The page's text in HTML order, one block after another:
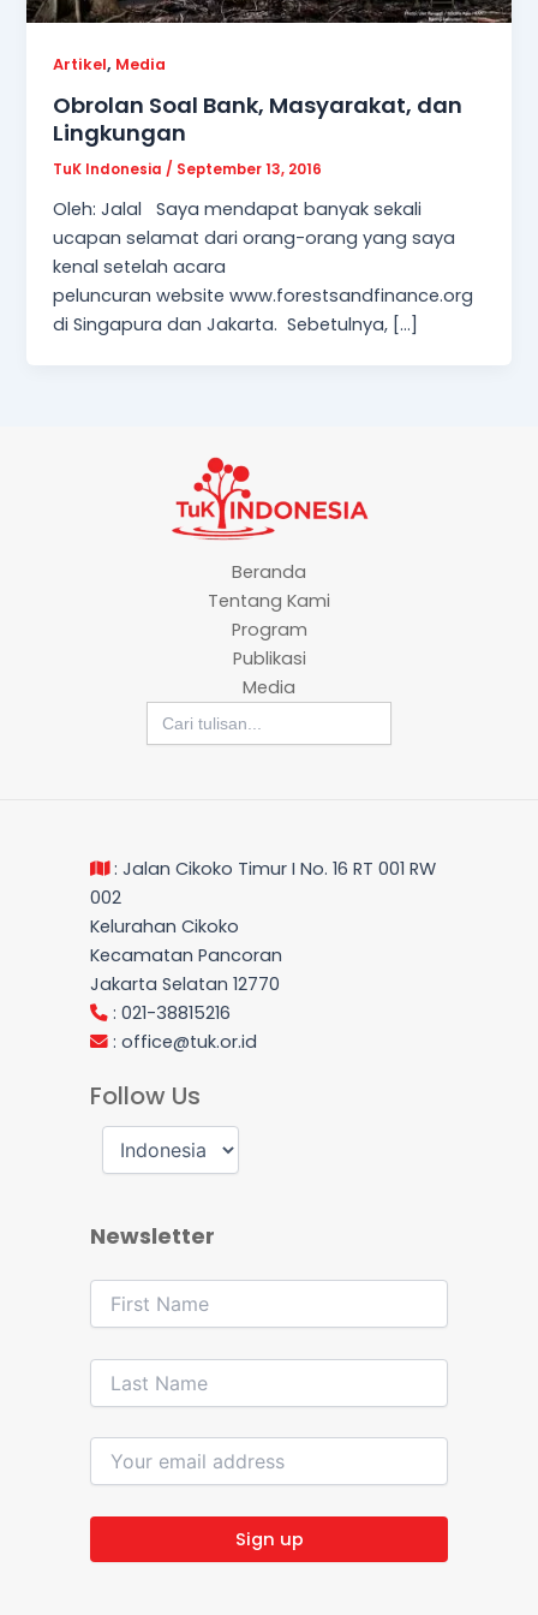
Artikel, Media
Obrolan Soal Bank, Masyarakat, dan
Lingkungan
TuK Indonesia/ September 13, 2016
Oleh: Jalal Saya mendapat banyak sekali
ucapan selamat dari orang-orang yang saya
kenal setelah acara
peluncuran website www.forestsandfinance.org
di Singapura dan Jakarta. Sebetulnya, […]
Beranda
Tentang Kami
Program
Publikasi
Media
Search
for:
: Jalan Cikoko Timur I No. 16 RT 001 RW
002
Kelurahan Cikoko
Kecamatan Pancoran
Jakarta Selatan 12770
: 021-38815216
: office@tuk.or.id
Follow Us
Newsletter